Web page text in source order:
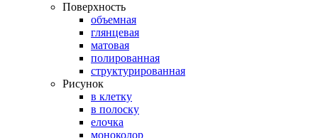
Поверхность
объемная
глянцевая
матовая
полированная
структурированная
Рисунок
в клетку
в полоску
елочка
моноколор